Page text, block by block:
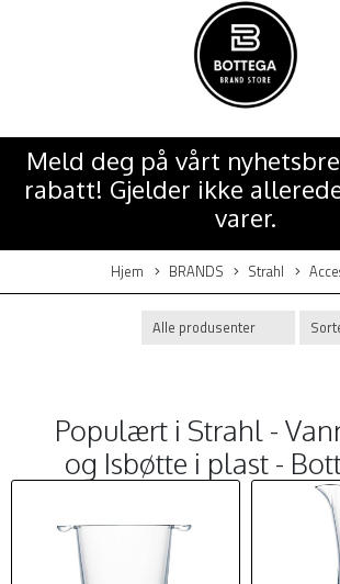
Meld deg på vårt
rabatt! Gjelder ikke
varer.
Hjem BRANDS Strahl
Populært i Strahl -
og Isbøtte i plast -